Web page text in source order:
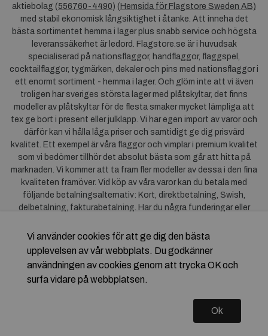
aktiebolag (556760-4490) ( Hemsida för Flagstore Sweden AB)
med stabil ekonomisk långsiktighet i åtanke. Att inneha det
bästa sortimentet hemma i lager plus snabb service och högsta
leveranssäkerhet är ledord. Flagstore.se är i huvudsak
specialiserad på nationsflaggor, handflaggor, flaggspel,
cocktailflaggor, tygmärken, dekaler och pins med nationsflaggor i
ett enormt sortiment - hemma i lager. Och glöm inte att vi även
troligen har sveriges största lager med plåtskyltar, det finns
modeller av plåtskyltar för de flesta smaker mycket lämpliga att
tex ge bort i present eller julklapp. Vi har egen import av varor och
därför kan vi hålla låga priser och samtidigt ge dig prisvärd
kvalitet. Ett exempel är våra flaggor och vimplar i premium kvalitet
som vi bedömer tillhör det absolut bästa som går att hitta på
marknaden. Vi kommer att ta fram fler modeller av dessa i den fina
kvaliteten framöver. Vid köp av våra varor kan du betala med
följande betalningsalternativ: Kort, direktbetalning, Swish,
delbetalning, fakturabetalning. Har du några funderingar eller
dig till oss. För frågor kring Klarna kan duklicka här
Vi använder cookies för att ge dig den bästa
upplevelsen av vår webbplats. Du godkänner
användningen av cookies genom att trycka OK och
surfa vidare på webbplatsen.
Ok